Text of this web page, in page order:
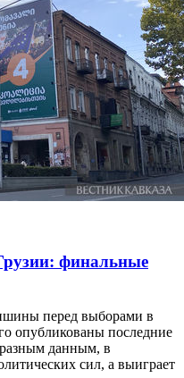
финальные
перед выборами в
опубликованы последние
данным, в
сил, а выиграет